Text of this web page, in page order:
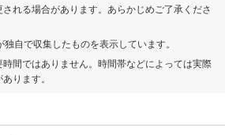
れる場合があります。あらかじめご了承くださ
自で収集したものを表示しています。
間ではありません。時間帯などによっては実際
ります。